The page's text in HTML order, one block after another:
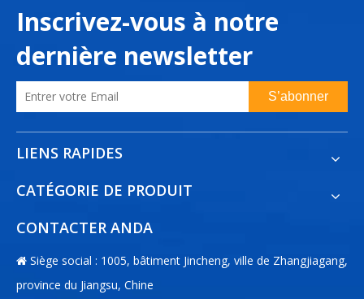
Inscrivez-vous à notre
dernière newsletter
S’abonner
LIENS RAPIDES
CATÉGORIE DE PRODUIT
CONTACTER ANDA
 Siège social : 1005, bâtiment Jincheng, ville de Zhangjiagang,
province du Jiangsu, Chine